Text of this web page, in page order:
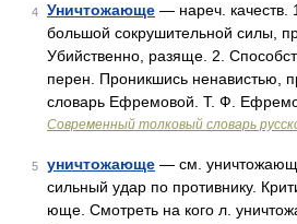
4 Уничтожающе — нареч. качеств.
большой сокрушительной силы,
Убийственно, разяще. 2.
перен. Проникшись ненавистью,
словарь Ефремовой. Т. Ф.
Современный толковый словарь
5 уничтожающе — см.
сильный удар по противнику.
юще. Смотреть на кого л.